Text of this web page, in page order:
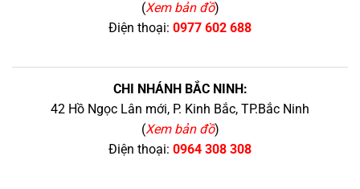
(Xem bản đồ)
Điện thoại: 0977 602 688
CHI NHÁNH BẮC NINH:
42 Hồ Ngọc Lân mới, P. Kinh Bắc, TP.Bắc Ninh
(Xem bản đồ)
Điện thoại: 0964 308 308